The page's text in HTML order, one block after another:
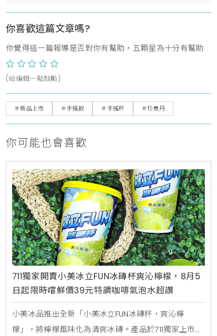
你喜歡這篇文章嗎?
你覺得這一篇報導是否對你有幫助，五顆星為十分有幫助
(給編輯一點鼓勵)
＃新品上市 ＃手搖飲 ＃手搖杯 ＃珍煮丹
你可能也會喜歡
711獨家開賣小美冰立FUN冰磚杯爽沁檸檬，8月5
日起限時嚐鮮價39元特調咖啡氣泡水超讚
小美冰品推出全新「小美冰立FUN冰磚杯，爽沁檸
檬」，將檸檬風味化為清爽冰磚。產品於711獨家上市，